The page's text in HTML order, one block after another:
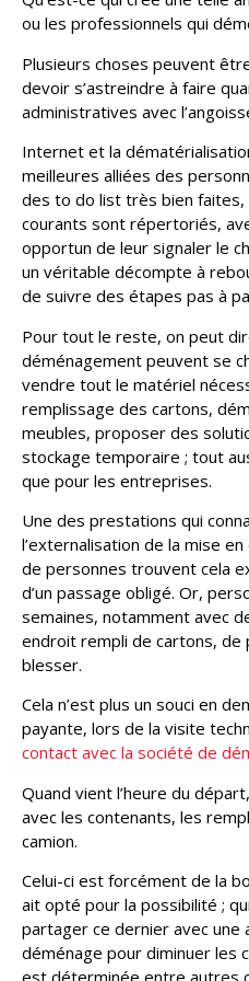
ou les professionnels qui
Plusieurs choses peuvent
devoir s’astreindre à faire
administratives avec
Internet et la
meilleures alliées des
des to do list très bien faites,
courants sont répertoriés,
opportun de leur signaler le
un véritable décompte à
de suivre des étapes pas à
Pour tout le reste, on peut
déménagement peuvent se
vendre tout le matériel
remplissage des cartons,
meubles, proposer des
stockage temporaire ; tout
que pour les entreprises.
Une des prestations qui
l’externalisation de la mise
de personnes trouvent cela
d’un passage obligé. Or,
semaines, notamment avec
endroit rempli de cartons,
blesser.
Cela n’est plus un souci en
payante, lors de la visite
contact avec la société de
Quand vient l’heure du
avec les contenants, les
camion.
Celui-ci est forcément de la
ait opté pour la possibilité ;
partager ce dernier avec une
déménage pour diminuer les